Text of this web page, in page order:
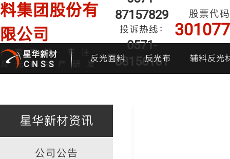
料集团股份有
限公司
厂家直销·专注
反光布生产研发
87157829
投诉热线：
0571-
88156161
股票代码
301077
星华新材
CNSS
反光面料 反光布 辅料反光
星华新材资讯
公司公告